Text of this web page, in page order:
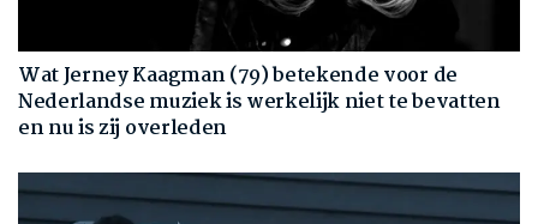
Wat Jerney Kaagman (79) betekende voor de
Nederlandse muziek is werkelijk niet te bevatten
en nu is zij overleden